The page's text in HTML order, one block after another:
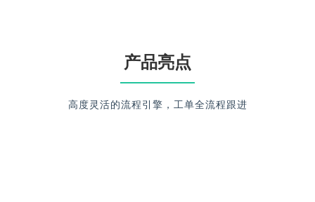
产品亮点
高度灵活的流程引擎，工单全流程跟进